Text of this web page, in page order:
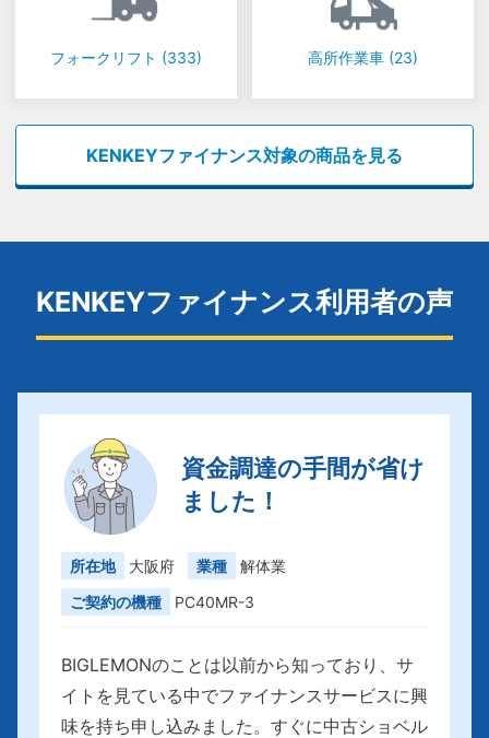
フォークリフト (333) 高所作業車 (23)
KENKEYファイナンス対象の商品を見る
KENKEYファイナンス利用者の声
資金調達の手間が省け
ました！
所在地 大阪府 業種
解体業
ご契約の機種
PC40MR-3
BIGLEMONのことは以前から知っており、サ
イトを見ている中でファイナンスサービスに興
味を持ち申し込みました。すぐに中古ショベル